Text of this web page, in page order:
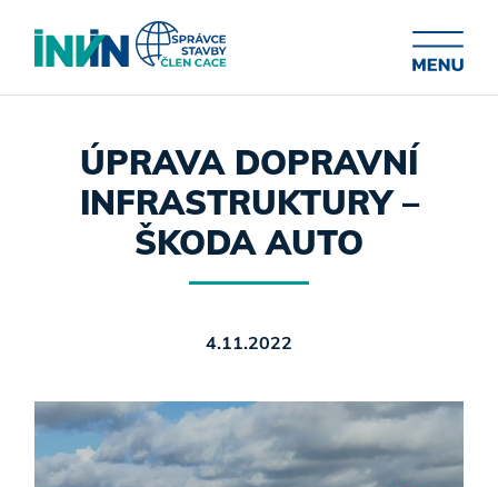
ÚPRAVA DOPRAVNÍ
INFRASTRUKTURY –
ŠKODA AUTO
4.11.2022